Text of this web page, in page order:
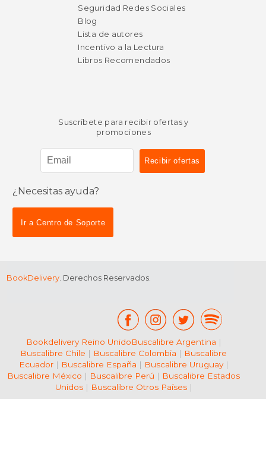
15%
Seguridad Redes Sociales
Blog
Lista de autores
Incentivo a la Lectura
Libros Recomendados
Suscríbete para recibir ofertas y
promociones
¿Necesitas ayuda?
Ir a Centro de Soporte
BookDelivery. Derechos Reservados.
Bookdelivery Reino UnidoBuscalibre Argentina |
Buscalibre Chile | Buscalibre Colombia | Buscalibre
Ecuador| Buscalibre España | Buscalibre Uruguay|
Buscalibre México | Buscalibre Perú | Buscalibre Estados
Unidos| Buscalibre Otros Países|